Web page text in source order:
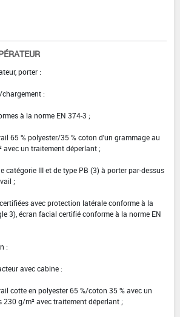
porter :
:
à la norme EN 374-3 ;
65 % polyester/35 % coton d'un grammage au
avec un traitement déperlant ;
catégorie III et de type PB (3) à porter par-dessus
;
avec protection latérale conforme à la
3), écran facial certifié conforme à la norme EN
:
avec cabine :
cotte en polyester 65 %/coton 35 % avec un
230 g/m² avec traitement déperlant ;